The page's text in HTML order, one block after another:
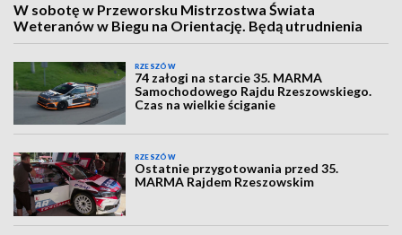
W sobotę w Przeworsku Mistrzostwa Świata
Weteranów w Biegu na Orientację. Będą utrudnienia
RZESZÓW
74 załogi na starcie 35. MARMA
Samochodowego Rajdu Rzeszowskiego.
Czas na wielkie ściganie
RZESZÓW
Ostatnie przygotowania przed 35.
MARMA Rajdem Rzeszowskim